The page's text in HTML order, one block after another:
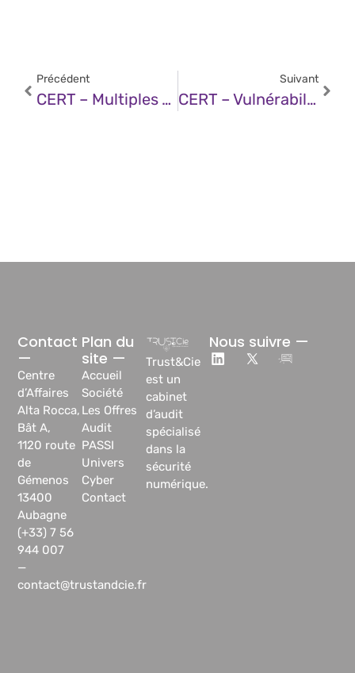
Précédent
CERT – Multiples Vulnérabilités Dans GitLab (27 Novembre 2025)
Suivant
CERT – Vulnérabilité Dans MISP (27 Novembre 2025)
Trust&Cie
est un
cabinet
d’audit
spécialisé
dans la
sécurité
numérique.
Plan du
site —
Accueil
Société
Les Offres
Audit
PASSI
Univers
Cyber
Contact
Contact
—
Centre
d’Affaires
Alta Rocca,
Bât A,
1120 route
de
Gémenos
13400
Aubagne
(+33) 7 56
944 007
—
contact@trustandcie.fr
Nous suivre —